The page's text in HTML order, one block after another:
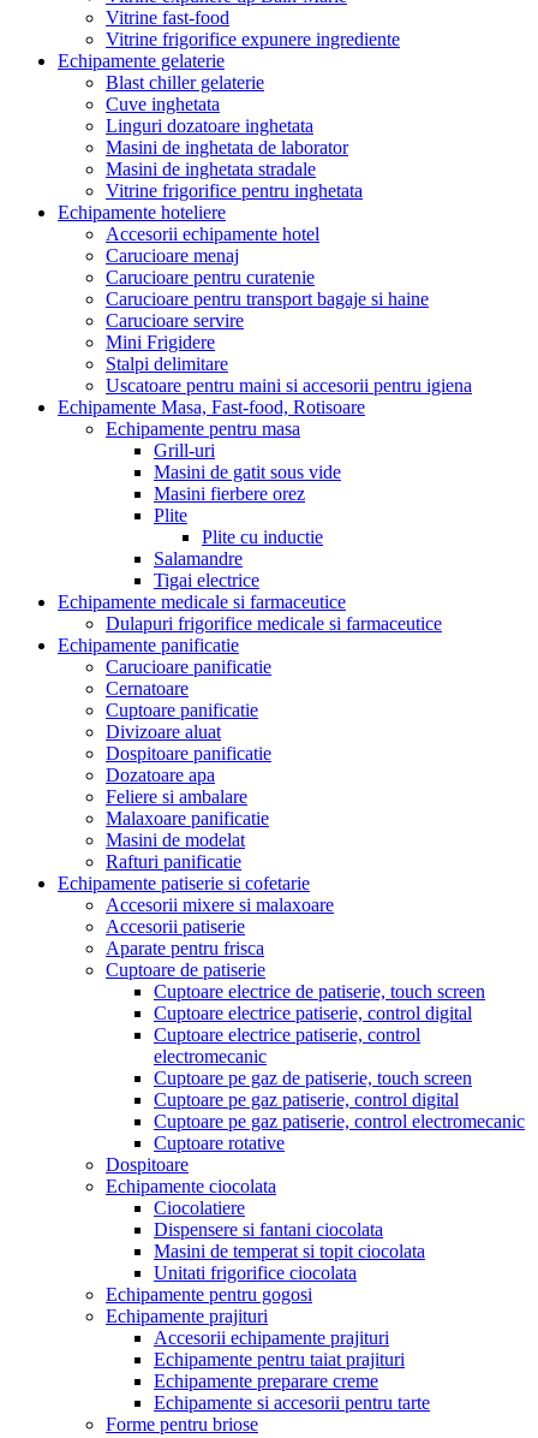
Vitrine fast-food
Vitrine frigorifice expunere ingrediente
Echipamente gelaterie
Blast chiller gelaterie
Cuve inghetata
Linguri dozatoare inghetata
Masini de inghetata de laborator
Masini de inghetata stradale
Vitrine frigorifice pentru inghetata
Echipamente hoteliere
Accesorii echipamente hotel
Carucioare menaj
Carucioare pentru curatenie
Carucioare pentru transport bagaje si haine
Carucioare servire
Mini Frigidere
Stalpi delimitare
Uscatoare pentru maini si accesorii pentru igiena
Echipamente Masa, Fast-food, Rotisoare
Echipamente pentru masa
Grill-uri
Masini de gatit sous vide
Masini fierbere orez
Plite
Plite cu inductie
Salamandre
Tigai electrice
Echipamente medicale si farmaceutice
Dulapuri frigorifice medicale si farmaceutice
Echipamente panificatie
Carucioare panificatie
Cernatoare
Cuptoare panificatie
Divizoare aluat
Dospitoare panificatie
Dozatoare apa
Feliere si ambalare
Malaxoare panificatie
Masini de modelat
Rafturi panificatie
Echipamente patiserie si cofetarie
Accesorii mixere si malaxoare
Accesorii patiserie
Aparate pentru frisca
Cuptoare de patiserie
Cuptoare electrice de patiserie, touch screen
Cuptoare electrice patiserie, control digital
Cuptoare electrice patiserie, control
electromecanic
Cuptoare pe gaz de patiserie, touch screen
Cuptoare pe gaz patiserie, control digital
Cuptoare pe gaz patiserie, control electromecanic
Cuptoare rotative
Dospitoare
Echipamente ciocolata
Ciocolatiere
Dispensere si fantani ciocolata
Masini de temperat si topit ciocolata
Unitati frigorifice ciocolata
Echipamente pentru gogosi
Echipamente prajituri
Accesorii echipamente prajituri
Echipamente pentru taiat prajituri
Echipamente preparare creme
Echipamente si accesorii pentru tarte
Forme pentru briose